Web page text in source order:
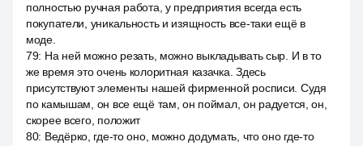
полностью ручная работа, у предприятия всегда есть
покупатели, уникальность и изящность все-таки ещё в
моде.
79: На ней можно резать, можно выкладывать сыр. И в то
же время это очень колоритная казачка. Здесь
присутствуют элементы нашей фирменной росписи. Судя
по камышам, он все ещё там, он поймал, он радуется, он,
скорее всего, положит
80: Ведёрко, где-то оно, можно додумать, что оно где-то